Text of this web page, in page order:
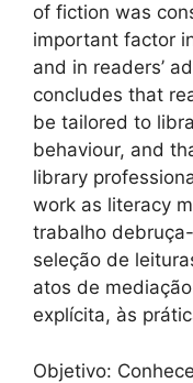
of fiction was
important factor
and in readers’
concludes that
be tailored to
behaviour, and
library
work as literacy
trabalho
seleção de
atos de
explícita, às
Objetivo: